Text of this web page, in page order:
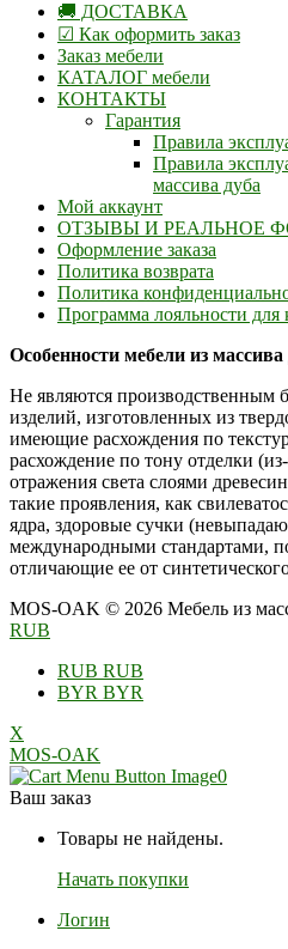
🚚 ДОСТАВКА
☑ Как оформить заказ
Заказ мебели
КАТАЛОГ мебели
КОНТАКТЫ
Гарантия
Правила
Правила
массива дуба
Мой аккаунт
ОТЗЫВЫ И РЕАЛЬНОЕ
Оформление заказа
Политика возврата
Политика
Программа лояльности для
Особенности мебели из массива
Не являются производственным
изделий, изготовленных из
имеющие расхождения по
расхождение по тону отделки
отражения света слоями
такие проявления, как
ядра, здоровые сучки
международными стандартами,
отличающие ее от
MOS-OAK © 2026 Мебель из
RUB
RUB RUB
BYR BYR
X
MOS-OAK
0
Ваш заказ
Товары не найдены.
Начать покупки
Логин